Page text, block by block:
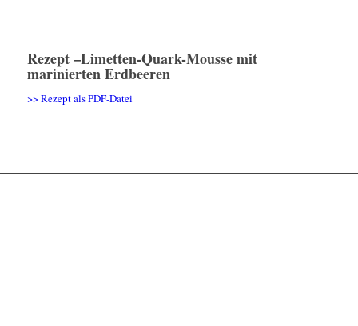
Rezept –Limetten-Quark-Mousse mit
marinierten Erdbeeren
>> Rezept als PDF-Datei